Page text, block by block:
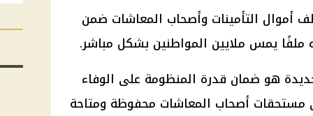
أموال التأمينات وأصحاب المعاشات ضمن
ملفًا يمس ملايين المواطنين بشكل مباشر.
هو ضمان قدرة المنظومة على الوفاء
مستحقات أصحاب المعاشات محفوظة ومتاحة